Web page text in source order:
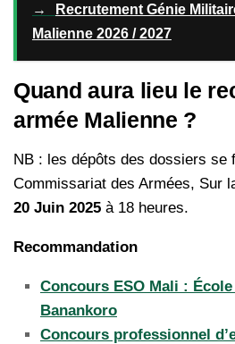
→
Recrutement Génie
Malienne 2026 / 2027
Quand aura lieu le
armée Malienne ?
NB : les dépôts des dossiers se
Commissariat des Armées, Sur
20 Juin 2025 à 18 heures.
Recommandation
Concours ESO Mali :
Banankoro
Concours professionnel